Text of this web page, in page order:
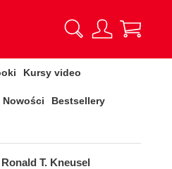
Kursy video
Nowości Bestsellery
Ronald T. Kneusel